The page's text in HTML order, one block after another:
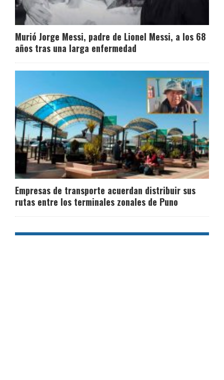
Murió Jorge Messi, padre de Lionel Messi, a los 68
años tras una larga enfermedad
Empresas de transporte acuerdan distribuir sus
rutas entre los terminales zonales de Puno